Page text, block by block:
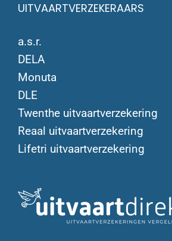
UITVAARTVERZEKERAARS
a.s.r.
DELA
Monuta
DLE
Twenthe uitvaartverzekering
Reaal uitvaartverzekering
Lifetri uitvaartverzekering